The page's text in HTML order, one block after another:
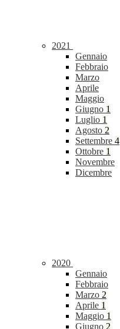
2021
Gennaio
Febbraio
Marzo
Aprile
Maggio
Giugno 1
Luglio 1
Agosto 2
Settembre 4
Ottobre 1
Novembre
Dicembre
2020
Gennaio
Febbraio
Marzo 2
Aprile 1
Maggio 1
Giugno 2